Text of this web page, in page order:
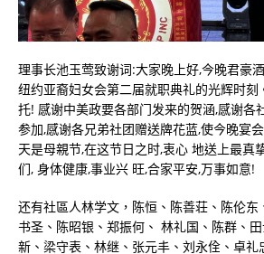
理事长池玉莺致谢词:大家晚上好,今晚君豪
纽约亚裔妇女会第二届就职典礼的光辉时刻
托! 感谢中美政要各部门发来的贺涵,感谢各
参加,感谢各兄弟社团赠送牌花蓝,使今晚宴
天是母親节,在这节日之时,衷心 地送上最真
们, 身体健康,事业兴 旺,合家平安,万事如意!
还有社區人林学文，陈恒、陈善荘、陈伦
书圣、陈昭银、郑振何、 林礼国、陈群、
新、梁守表、林继、张元丰、刘永佺、卓